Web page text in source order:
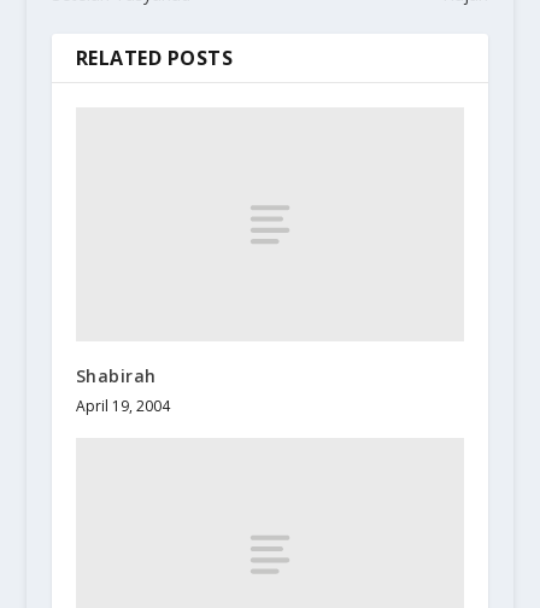
RELATED POSTS
Shabirah
April 19, 2004